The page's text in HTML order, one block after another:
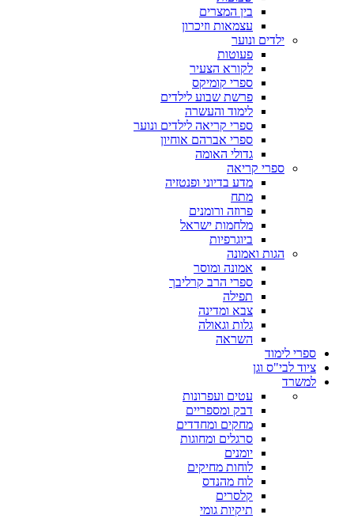
בין המצרים
עצמאות וזיכרון
ילדים ונוער
פעוטות
לקורא הצעיר
ספרי קומיקס
פרשת שבוע לילדים
לימוד והעשרה
ספרי קריאה לילדים ונוער
ספרי אברהם אוחיון
גדולי האומה
ספרי קריאה
מדע בדיוני ופנטזיה
מתח
פרוזה ורומנים
מלחמות ישראל
ביוגרפיות
הגות ואמונה
אמונה ומוסר
ספרי הרב קרליבך
תפילה
צבא ומדינה
גלות וגאולה
השראה
ספרי לימוד
ציוד לבי"ס וגן
למשרד
עטים ועפרונות
דבק ומספריים
מחקים ומחדדים
סרגלים ומחוגות
יומנים
לוחות מחיקים
לוח מהנדס
קלסרים
תיקיות גומי